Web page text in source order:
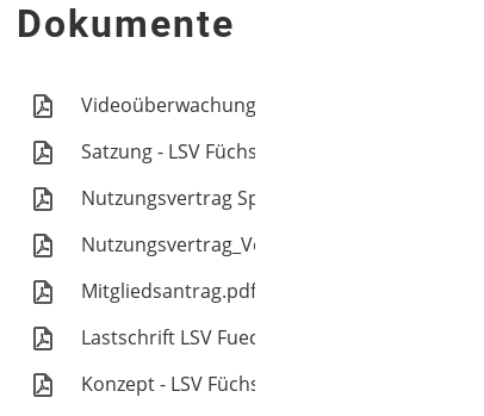
Dokumente
Videoüberwachung LSV.pdf
Satzung - LSV Füchse Wahrstorf e.V.
Nutzungsvertrag Sportraum.pdf
Nutzungsvertrag_Veranstaltung.pdf
Mitgliedsantrag.pdf
Lastschrift LSV Fuechse Wahrstorf.pdf
Konzept - LSV Füchse Wahrstorf.pdf